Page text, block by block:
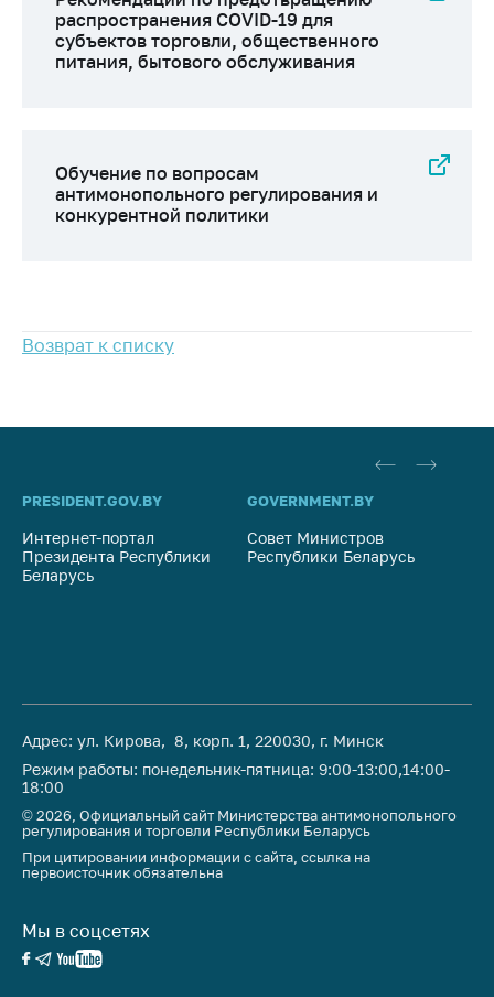
Сообщить о росте
цен на товары
Сообщить о росте
Контакты
Адрес и режим
Горячая линия
Вышестоящий
Сообщить о росте
цен
назначения и
медицинскую
технику
Решение Комиссии
по установлению
факта нарушения
(отсутствия)
законодательства
распространения COVID-19 для
субъектов торговли, общественного
питания, бытового обслуживания
Обучение по вопросам
антимонопольного регулирования и
конкурентной политики
Возврат к списку
PRESIDENT.GOV.BY
Интернет-портал
Президента Республики
Беларусь
GOVERNMENT.BY
Совет Министров
Республики Беларусь
Адрес: ул. Кирова, 8, корп. 1, 220030, г. Минск
Режим работы: понедельник-пятница: 9:00-13:00,14:00-
18:00
© 2026, Официальный сайт Министерства антимонопольного
регулирования и торговли Республики Беларусь
При цитировании информации с сайта, ссылка на
первоисточник обязательна
Мы в соцсетях